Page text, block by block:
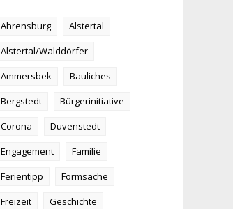
Ahrensburg
Alstertal
Alstertal/Walddörfer
Ammersbek
Bauliches
Bergstedt
Bürgerinitiative
Corona
Duvenstedt
Engagement
Familie
Ferientipp
Formsache
Freizeit
Geschichte